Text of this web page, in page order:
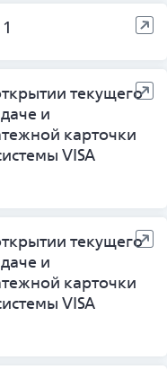
текущего
и
карточки
VISA
текущего
и
карточки
VISA